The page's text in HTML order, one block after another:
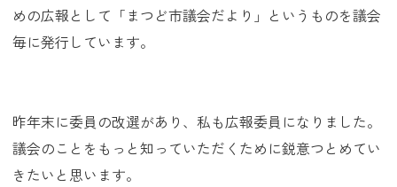
めの広報として「まつど市議会だより」というものを議会
毎に発行しています。
昨年末に委員の改選があり、私も広報委員になりました。
議会のことをもっと知っていただくために鋭意つとめてい
きたいと思います。